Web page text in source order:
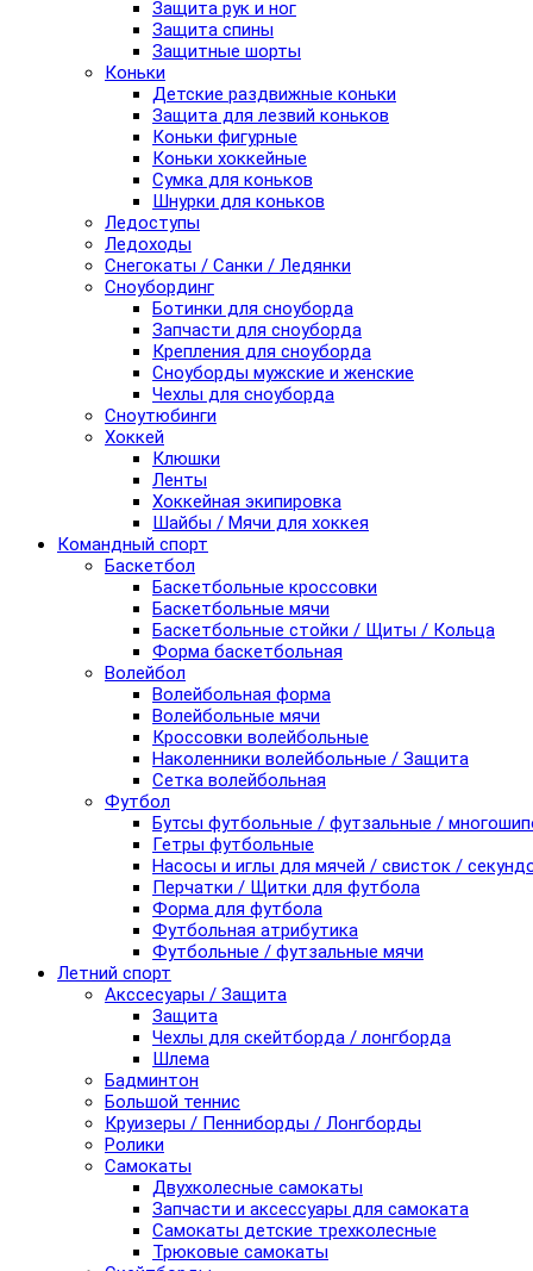
Защита рук и ног
Защита спины
Защитные шорты
Коньки
Детские раздвижные коньки
Защита для лезвий коньков
Коньки фигурные
Коньки хоккейные
Сумка для коньков
Шнурки для коньков
Ледоступы
Ледоходы
Снегокаты / Санки / Ледянки
Сноубординг
Ботинки для сноуборда
Запчасти для сноуборда
Крепления для сноуборда
Сноуборды мужские и женские
Чехлы для сноуборда
Сноутюбинги
Хоккей
Клюшки
Ленты
Хоккейная экипировка
Шайбы / Мячи для хоккея
Командный спорт
Баскетбол
Баскетбольные кроссовки
Баскетбольные мячи
Баскетбольные стойки / Щиты / Кольца
Форма баскетбольная
Волейбол
Волейбольная форма
Волейбольные мячи
Кроссовки волейбольные
Наколенники волейбольные / Защита
Сетка волейбольная
Футбол
Бутсы футбольные / футзальные /
Гетры футбольные
Насосы и иглы для мячей / свисток /
Перчатки / Щитки для футбола
Форма для футбола
Футбольная атрибутика
Футбольные / футзальные мячи
Летний спорт
Акссесуары / Защита
Защита
Чехлы для скейтборда / лонгборда
Шлема
Бадминтон
Большой теннис
Круизеры / Пенниборды / Лонгборды
Ролики
Самокаты
Двухколесные самокаты
Запчасти и аксессуары для самоката
Самокаты детские трехколесные
Трюковые самокаты